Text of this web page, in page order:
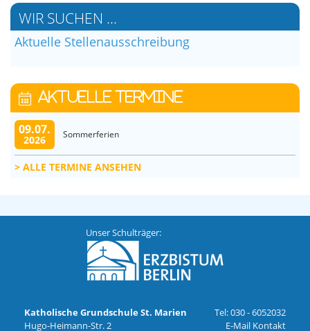
WIR SUCHEN ...
Aktuelle Stellenausschreibung
AKTUELLE TERMINE
09.07.
2026 Sommerferien
ALLE TERMINE ANSEHEN
Unser Schulträger:
Katholische Grundschule St. Marien
Hugo-Heimann-Str. 2
Tel:030 - 6052032
E-Mail Kontakt